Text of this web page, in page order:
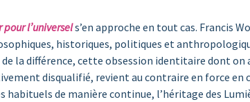
l’universels’en approche en tout cas. Francis
historiques, politiques et
la différence, cette obsession identitaire dont on
disqualifié, revient au contraire en force en
de manière continue, l’héritage des